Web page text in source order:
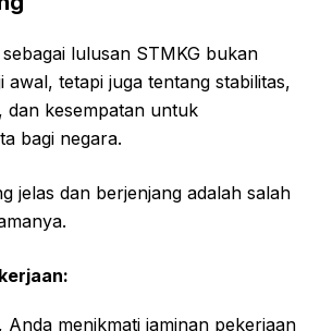
lulusan STMKG bukan
awal, tetapi juga tentang stabilitas,
dan kesempatan untuk
bagi negara.
jelas dan berjenjang adalah salah
Anda menikmati jaminan pekerjaan